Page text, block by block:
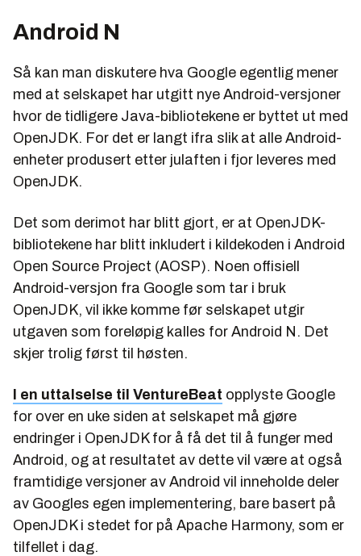
Android N
Så kan man diskutere hva Google egentlig mener
med at selskapet har utgitt nye Android-versjoner
hvor de tidligere Java-bibliotekene er byttet ut med
OpenJDK. For det er langt ifra slik at alle Android-
enheter produsert etter julaften i fjor leveres med
OpenJDK.
Det som derimot har blitt gjort, er at OpenJDK-
bibliotekene har blitt inkludert i kildekoden i Android
Open Source Project (AOSP). Noen offisiell
Android-versjon fra Google som tar i bruk
OpenJDK, vil ikke komme før selskapet utgir
utgaven som foreløpig kalles for Android N. Det
skjer trolig først til høsten.
I en uttalselse til VentureBeat opplyste Google
for over en uke siden at selskapet må gjøre
endringer i OpenJDK for å få det til å funger med
Android, og at resultatet av dette vil være at også
framtidige versjoner av Android vil inneholde deler
av Googles egen implementering, bare basert på
OpenJDK i stedet for på Apache Harmony, som er
tilfellet i dag.